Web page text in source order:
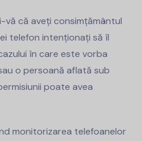
vă că aveți consimțământul
telefon intenționați să îl
în care este vorba
o persoană aflată sub
poate avea
monitorizarea telefoanelor